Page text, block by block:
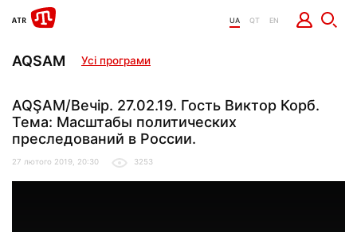
UA QT EN
AQSAM Усі програми
AQŞAM/Вечір. 27.02.19. Гость Виктор Корб.
Тема: Масштабы политических
преследований в России.
27 лютого 2019, 20:30 3253